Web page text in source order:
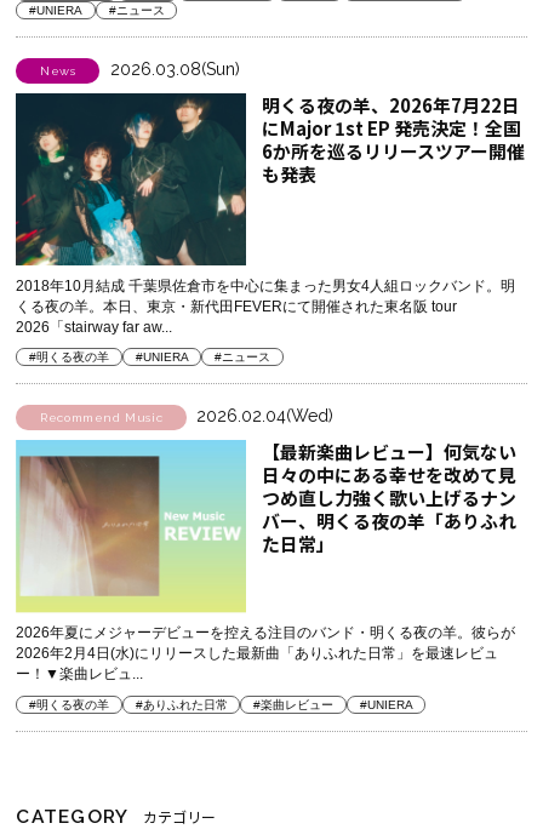
#UNIERA #ニュース
News 2026.03.08(Sun)
明くる夜の羊、2026年7月22日
にMajor 1st EP 発売決定！全国
6か所を巡るリリースツアー開催
も発表
2018年10月結成 千葉県佐倉市を中心に集まった男女4人組ロックバンド。明
くる夜の羊。本日、東京・新代田FEVERにて開催された東名阪 tour
2026「stairway far aw...
#明くる夜の羊 #UNIERA #ニュース
Recommend Music 2026.02.04(Wed)
【最新楽曲レビュー】何気ない
日々の中にある幸せを改めて見
つめ直し力強く歌い上げるナン
バー、明くる夜の羊「ありふれ
た日常」
2026年夏にメジャーデビューを控える注目のバンド・明くる夜の羊。彼らが
2026年2月4日(水)にリリースした最新曲「ありふれた日常」を最速レビュ
ー！▼楽曲レビュ...
#明くる夜の羊 #ありふれた日常 #楽曲レビュー #UNIERA
CATEGORY カテゴリー